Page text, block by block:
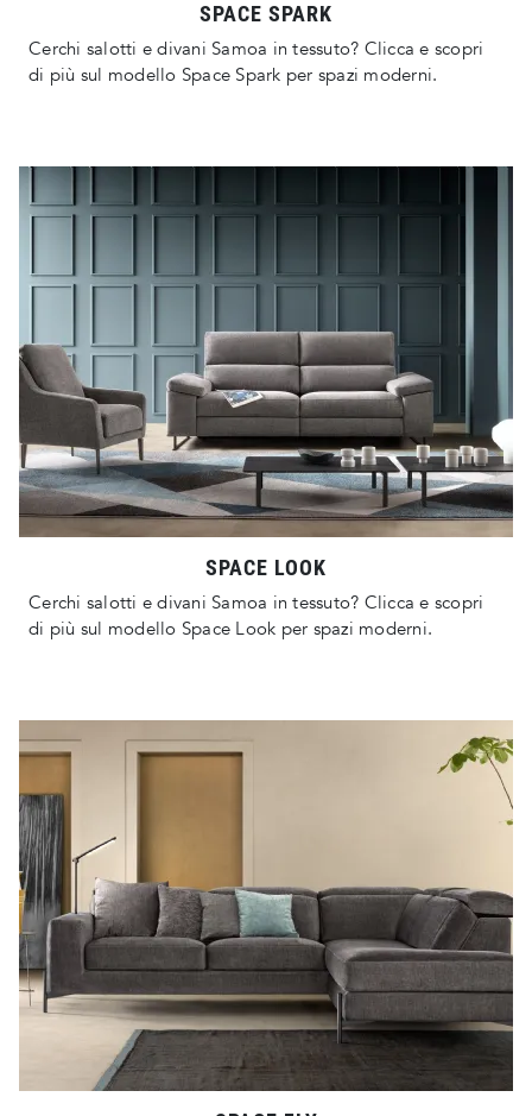
SPACE SPARK
Cerchi salotti e divani Samoa in tessuto? Clicca e scopri
di più sul modello Space Spark per spazi moderni.
SPACE LOOK
Cerchi salotti e divani Samoa in tessuto? Clicca e scopri
di più sul modello Space Look per spazi moderni.